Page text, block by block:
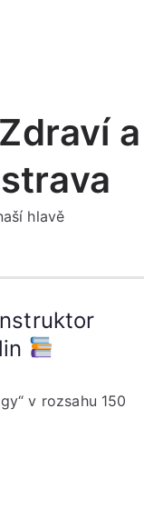
a
hlavě
v rozsahu 150